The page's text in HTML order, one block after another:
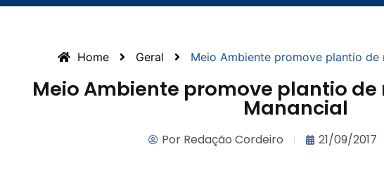
Home Geral Meio Ambiente promove plantio de
Meio Ambiente promove plantio
Manancial
PorRedação Cordeiro 21/09/2017